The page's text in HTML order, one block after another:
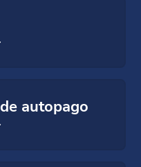
autopago